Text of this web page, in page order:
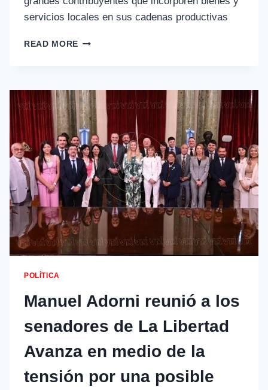
servicios locales en sus cadenas productivas
READ MORE
POLÍTICA
Manuel Adorni reunió a los
senadores de La Libertad
Avanza en medio de la
tensión por una posible